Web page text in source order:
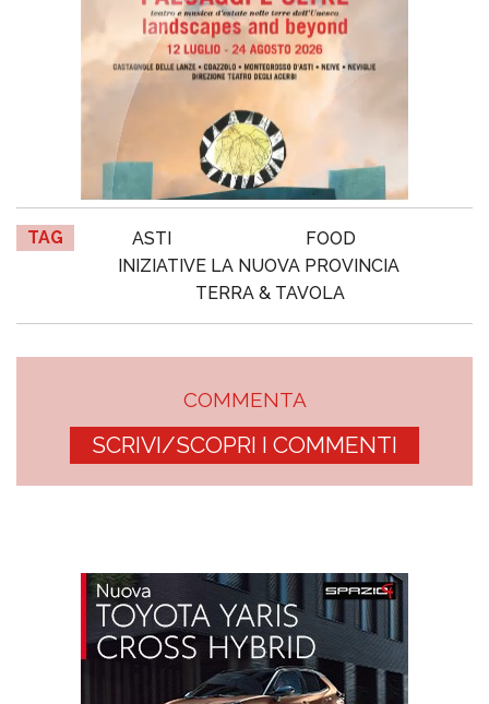
TAG ASTI
FOOD
INIZIATIVE LA NUOVA PROVINCIA
TERRA & TAVOLA
COMMENTA
SCRIVI/SCOPRI I COMMENTI